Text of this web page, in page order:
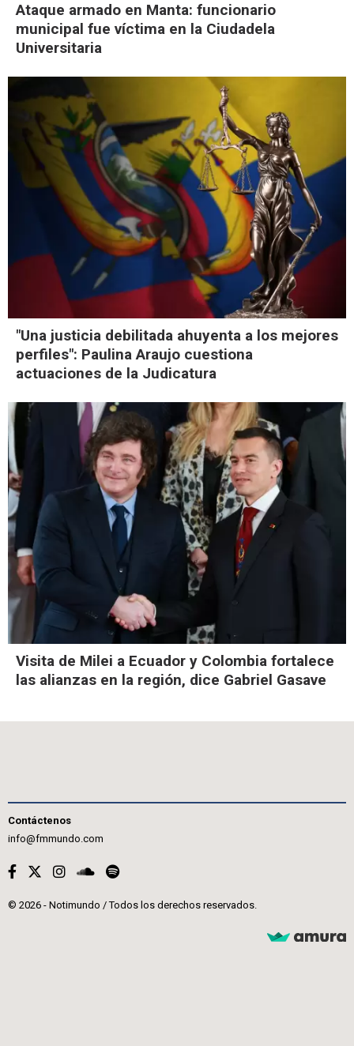
Ataque armado en Manta: funcionario
municipal fue víctima en la Ciudadela
Universitaria
"Una justicia debilitada ahuyenta a los mejores
perfiles": Paulina Araujo cuestiona
actuaciones de la Judicatura
Visita de Milei a Ecuador y Colombia fortalece
las alianzas en la región, dice Gabriel Gasave
Contáctenos
info@fmmundo.com
© 2026 - Notimundo / Todos los derechos reservados.